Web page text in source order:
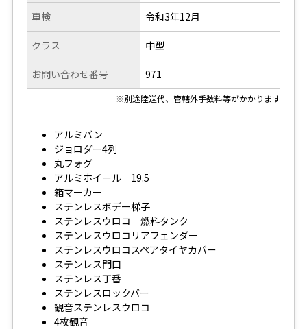
車検
クラス
お問い合わせ番号
令和3年12月
中型
971
※別途陸送代、管轄外手数料等がかかります
アルミバン
ジョロダー4列
丸フォグ
アルミホイール 19.5
箱マーカー
ステンレスボデー梯子
ステンレスウロコ 燃料タンク
ステンレスウロコリアフェンダー
ステンレスウロコスペアタイヤカバー
ステンレス門口
ステンレス丁番
ステンレスロックバー
観音ステンレスウロコ
4枚観音